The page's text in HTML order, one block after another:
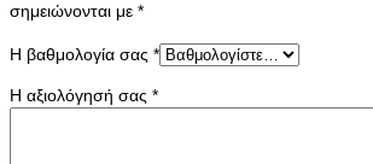
σημειώνονται με *
Η βαθμολογία σας *
Η αξιολόγησή σας *